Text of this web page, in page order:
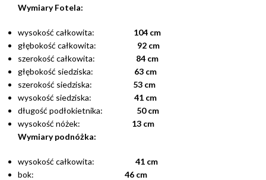
Wymiary Fotela:
wysokość całkowita: 104 cm
głębokość całkowita: 92 cm
szerokość całkowita: 84 cm
głębokość siedziska: 63 cm
szerokość siedziska: 53 cm
wysokość siedziska: 41 cm
długość podłokietnika: 50 cm
wysokość nóżek: 13 cm
Wymiary podnóżka:
wysokość całkowita: 41 cm
bok:
46 cm